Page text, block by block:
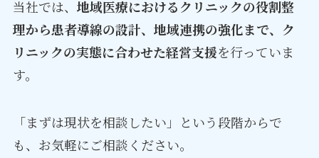
当社では、 地域医療におけるクリニックの役割整
理から患者導線の設計、地域連携の強化まで、ク
リニックの実態に合わせた経営支援を行っていま
す。
「まずは現状を相談したい」という段階からで
も、お気軽にご相談ください。